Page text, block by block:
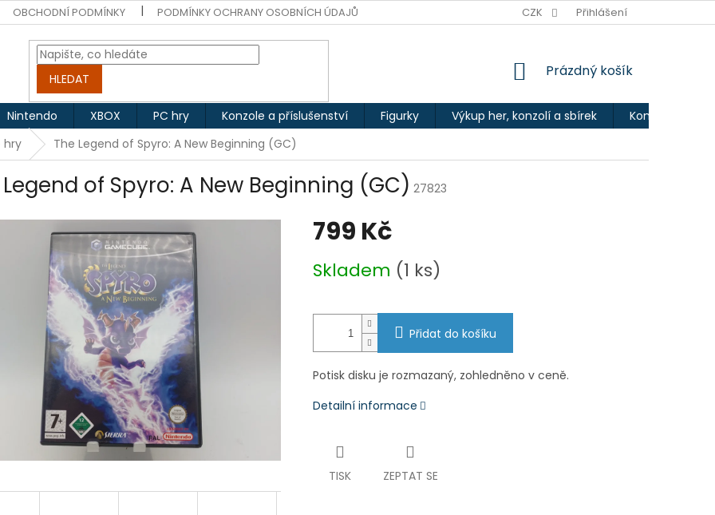
OBCHODNÍ PODMÍNKY PODMÍNKY OCHRANY OSOBNÍCH ÚDAJŮ CZK Přihlášení
HLEDAT
NÁKUPNÍ
Prázdný košík
Nintendo XBOX PC hry Konzole a příslušenství Figurky Výkup her, konzolí a sbírek Kontakty
hry
The Legend of Spyro: A New Beginning (GC)
of Spyro: A New Beginning (GC) 27823
799 Kč
cena:
Skladem (1 ks)
Přidat do košíku
Potisk disku je rozmazaný, zohledněno v ceně.
Detailní informace
TISK ZEPTAT SE